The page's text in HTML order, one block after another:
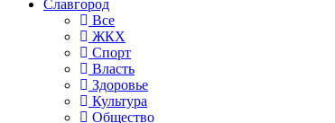
Славгород
Все
ЖКХ
Спорт
Власть
Здоровье
Культура
Общество